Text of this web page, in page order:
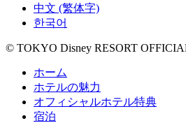
中文 (繁体字)
한국어
© TOKYO Disney RESORT
ホーム
ホテルの魅力
オフィシャルホテル特典
宿泊